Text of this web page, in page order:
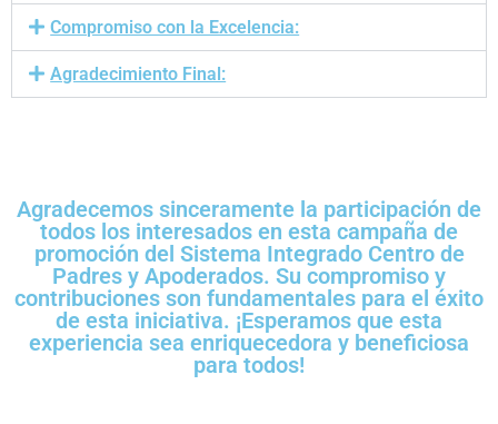
Compromiso con la Excelencia:
Agradecimiento Final:
Agradecemos sinceramente la participación de
todos los interesados en esta campaña de
promoción del Sistema Integrado Centro de
Padres y Apoderados. Su compromiso y
contribuciones son fundamentales para el éxito
de esta iniciativa. ¡Esperamos que esta
experiencia sea enriquecedora y beneficiosa
para todos!